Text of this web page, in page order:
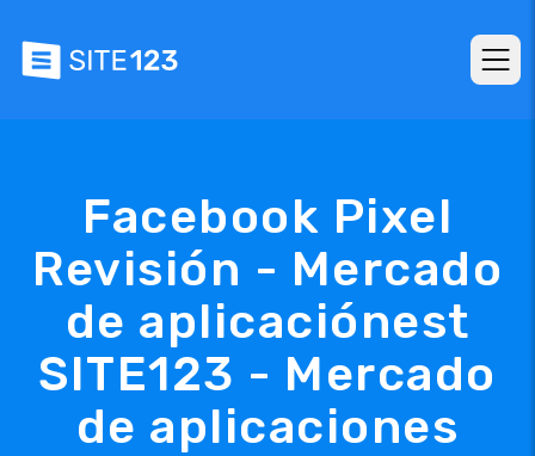
Facebook Pixel
Revisión - Mercado
de aplicaciónest
SITE123 - Mercado
de aplicaciones